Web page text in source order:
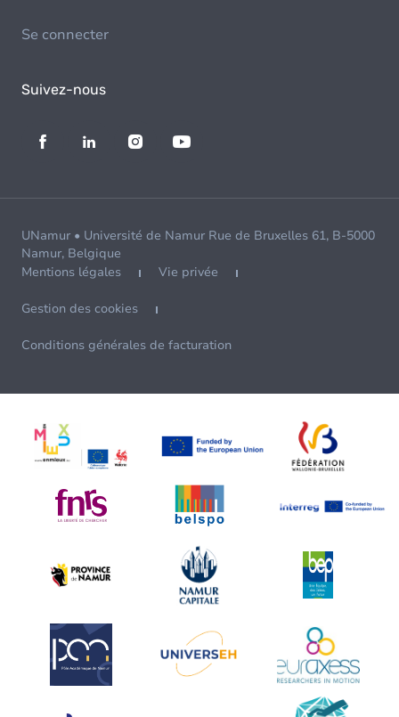
Se connecter
Suivez-nous
UNamur • Université de Namur Rue de Bruxelles 61, B-5000
Namur, Belgique
Mentions légales
Vie privée
Gestion des cookies
Conditions générales de facturation